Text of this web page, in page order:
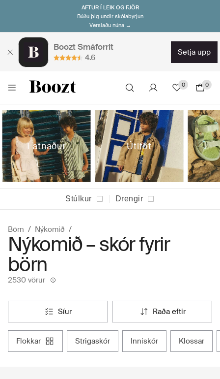
AFTUR Í LEIK OG FJÖR
Búðu þig undir skólabyrjun
Verslaðu núna →
Boozt Smáforrit
4.6
setja upp
0 0
Fatnaður Útiföt
Stúlkur Drengir
Börn Nýkomið
Nýkomið – skór fyrir
börn
2530 vörur
síur raða eftir
flokkar strigaskór inniskór klossar